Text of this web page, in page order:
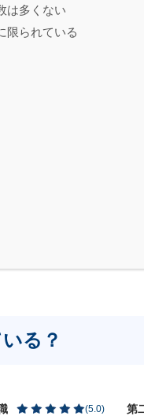
は多くない
限られている
る？
(5.0) 第